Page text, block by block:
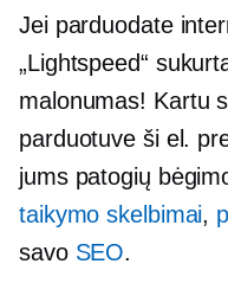
Jei parduodate
„Lightspeed“
malonumas! Kartu
parduotuve ši el.
jums patogių
taikymo skelbimai,
savo SEO.